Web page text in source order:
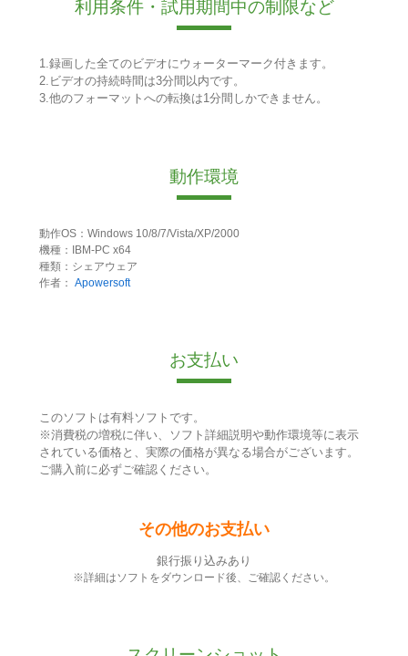
利用条件・試用期間中の制限など
1.録画した全てのビデオにウォーターマーク付きます。
2.ビデオの持続時間は3分間以内です。
3.他のフォーマットへの転換は1分間しかできません。
動作環境
動作OS：Windows 10/8/7/Vista/XP/2000
機種：IBM-PC x64
種類：シェアウェア
作者： Apowersoft
お支払い
このソフトは有料ソフトです。
※消費税の増税に伴い、ソフト詳細説明や動作環境等に表示
されている価格と、実際の価格が異なる場合がございます。
ご購入前に必ずご確認ください。
その他のお支払い
銀行振り込みあり
※詳細はソフトをダウンロード後、ご確認ください。